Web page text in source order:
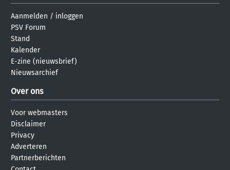
Aanmelden / inloggen
PSV Forum
Stand
Kalender
E-zine (nieuwsbrief)
Nieuwsarchief
Over ons
Voor webmasters
Disclaimer
Privacy
Adverteren
Partnerberichten